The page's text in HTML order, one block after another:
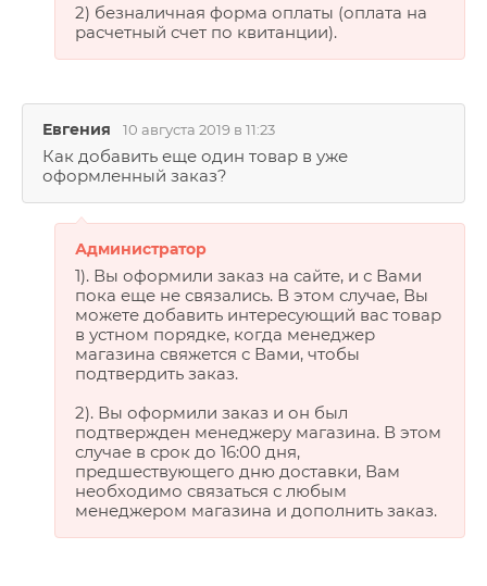
2) безналичная форма оплаты (оплата на
расчетный счет по квитанции).
Евгения 10 августа 2019 в 11:23
Как добавить еще один товар в уже
оформленный заказ?
Администратор
1). Вы оформили заказ на сайте, и с Вами
пока еще не связались. В этом случае, Вы
можете добавить интересующий вас товар
в устном порядке, когда менеджер
магазина свяжется с Вами, чтобы
подтвердить заказ.
2). Вы оформили заказ и он был
подтвержден менеджеру магазина. В этом
случае в срок до 16:00 дня,
предшествующего дню доставки, Вам
необходимо связаться с любым
менеджером магазина и дополнить заказ.